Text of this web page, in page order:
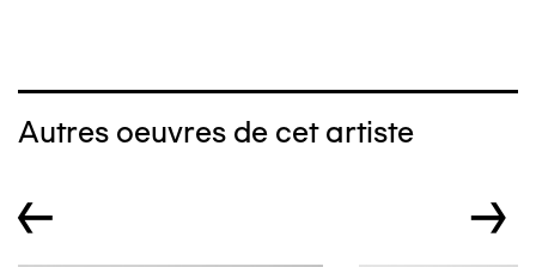
Autres oeuvres de cet artiste
← →